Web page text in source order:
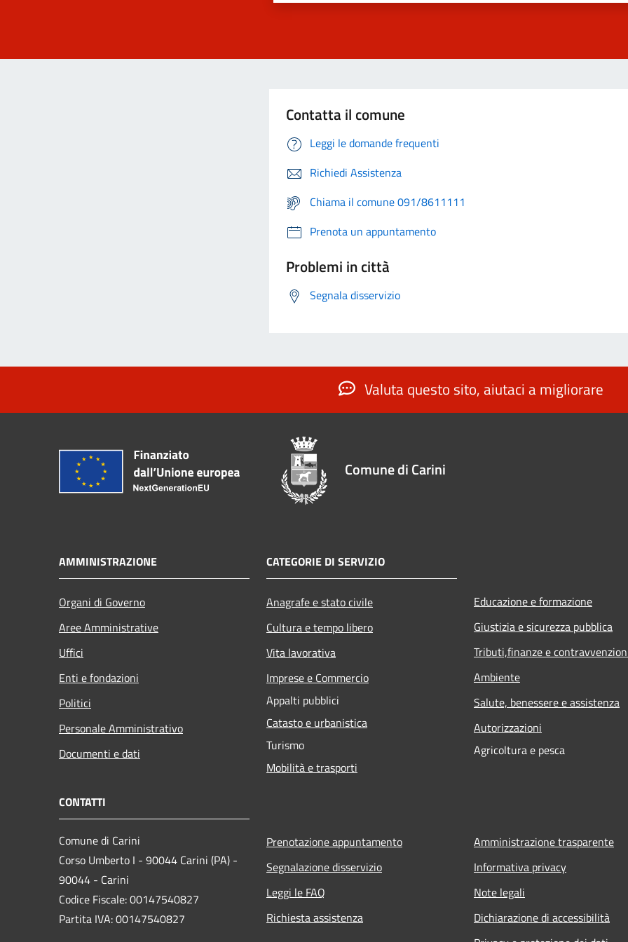
Contatta il comune
Leggi le domande frequenti
Richiedi Assistenza
Chiama il comune 091/8611111
Prenota un appuntamento
Problemi in città
Segnala disservizio
Valuta questo sito, aiutaci a migliorare
Comune di Carini
AMMINISTRAZIONE
Organi di Governo
Aree Amministrative
Uffici
Enti e fondazioni
Politici
Personale Amministrativo
Documenti e dati
CATEGORIE DI SERVIZIO
Anagrafe e stato civile
Cultura e tempo libero
Vita lavorativa
Imprese e Commercio
Appalti pubblici
Catasto e urbanistica
Turismo
Mobilità e trasporti
Educazione e formazione
Giustizia e sicurezza pubblica
Tributi,finanze e
Ambiente
Salute, benessere e assistenza
Autorizzazioni
Agricoltura e pesca
CONTATTI
Comune di Carini
Corso Umberto I - 90044 Carini (PA) -
90044 - Carini
Codice Fiscale: 00147540827
Partita IVA: 00147540827
Prenotazione appuntamento
Segnalazione disservizio
Leggi le FAQ
Richiesta assistenza
Amministrazione trasparente
Informativa privacy
Note legali
Dichiarazione di accessibilità